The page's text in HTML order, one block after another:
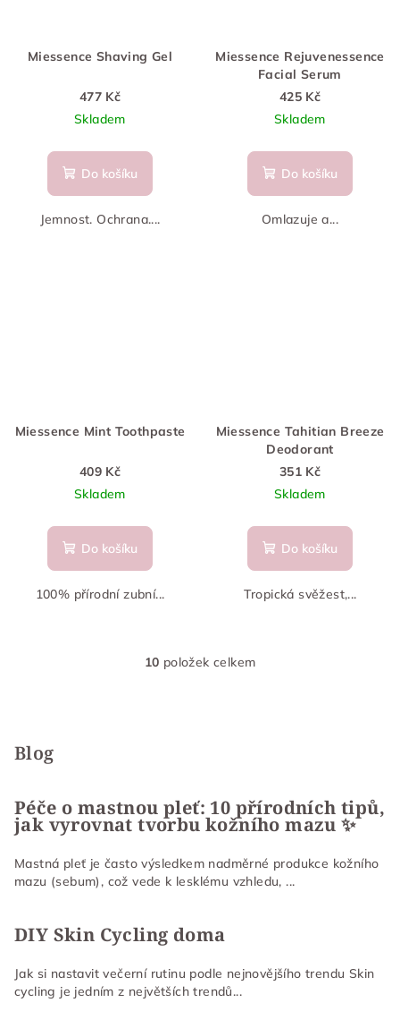
Miessence Shaving Gel
477 Kč
Skladem
Do košíku
Jemnost. Ochrana....
Miessence Rejuvenessence
Facial Serum
425 Kč
Skladem
Do košíku
Omlazuje a...
Miessence Mint Toothpaste
409 Kč
Skladem
Do košíku
100% přírodní zubní...
Miessence Tahitian Breeze
Deodorant
351 Kč
Skladem
Do košíku
Tropická svěžest,...
O
c
í
p
r
v
v
p
i
10 položek celkem
Blog
Péče o mastnou pleť: 10 přírodních tipů,
jak vyrovnat tvorbu kožního mazu ✨
Mastná pleť je často výsledkem nadměrné produkce kožního
mazu (sebum), což vede k lesklému vzhledu, ...
DIY Skin Cycling doma
Jak si nastavit večerní rutinu podle nejnovějšího trendu Skin
cycling je jedním z největších trendů...